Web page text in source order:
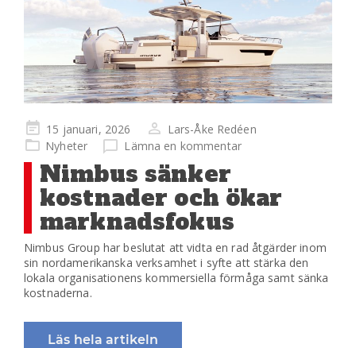
Publicerad
på
15 januari, 2026
Lars-Åke Redéen
Nyheter
Lämna en kommentar
Nimbus sänker
kostnader och ökar
marknadsfokus
Nimbus Group har beslutat att vidta en rad åtgärder inom
sin nordamerikanska verksamhet i syfte att stärka den
lokala organisationens kommersiella förmåga samt sänka
kostnaderna.
Läs hela artikeln